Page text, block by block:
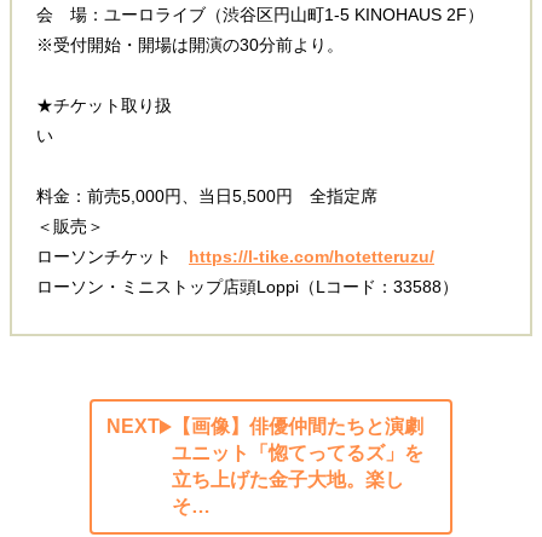
会 場：ユーロライブ（渋谷区円山町1-5 KINOHAUS 2F）
※受付開始・開場は開演の30分前より。
★チケット取り扱
い
料金：前売5,000円、当日5,500円 全指定席
＜販売＞
ローソンチケット https://l-tike.com/hotetteruzu/
ローソン・ミニストップ店頭Loppi（Lコード：33588）
NEXT
【画像】俳優仲間たちと演劇
ユニット「惚てってるズ」を
立ち上げた金子大地。楽し
そ…